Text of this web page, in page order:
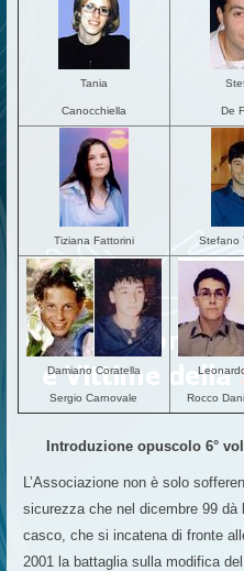
Tania
Canocchiella De
Tiziana Fattorini Stefano
Damiano Coratella
Sergio Carnovale Rocco
Introduzione opuscolo 6°
L’Associazione non è solo
sicurezza che nel dicembre 99 dà
casco, che si incatena di fronte
2001 la battaglia sulla modifica